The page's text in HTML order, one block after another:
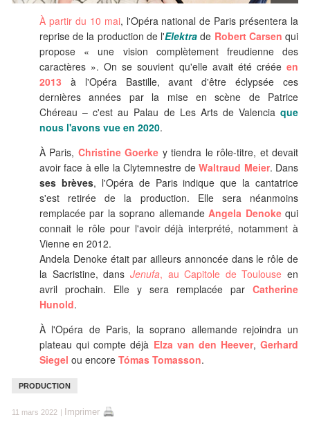
À partir du 10 mai, l'Opéra national de Paris présentera la
reprise de la production de l'Elektra de Robert Carsen qui
propose « une vision complètement freudienne des
caractères ». On se souvient qu'elle avait été créée en
2013 à l'Opéra Bastille, avant d'être éclypsée ces
dernières années par la mise en scène de Patrice
Chéreau–c'est au Palau de Les Arts de Valenciaque
nous l'avons vue en 2020.
À Paris, Christine Goerke y tiendra le rôle-titre, et devait
avoir face à elle la Clytemnestre deWaltraud Meier. Dans
ses brèves, l'Opéra de Paris indique que la cantatrice
s'est retirée de la production. Elle sera néanmoins
remplacée par la soprano allemandeAngela Denokequi
connait le rôle pour l'avoir déjà interprété, notamment à
Vienne en 2012.
Andela Denoke était par ailleurs annoncée dans le rôle de
la Sacristine, dans Jenufa, au Capitole de Toulouse en
avril prochain. Elle y sera remplacée par Catherine
Hunold.
À l'Opéra de Paris, la soprano allemande rejoindra un
plateau qui compte déjà Elza van den Heever, Gerhard
Siegel ou encore Tómas Tomasson.
PRODUCTION
11 mars 2022 | Imprimer